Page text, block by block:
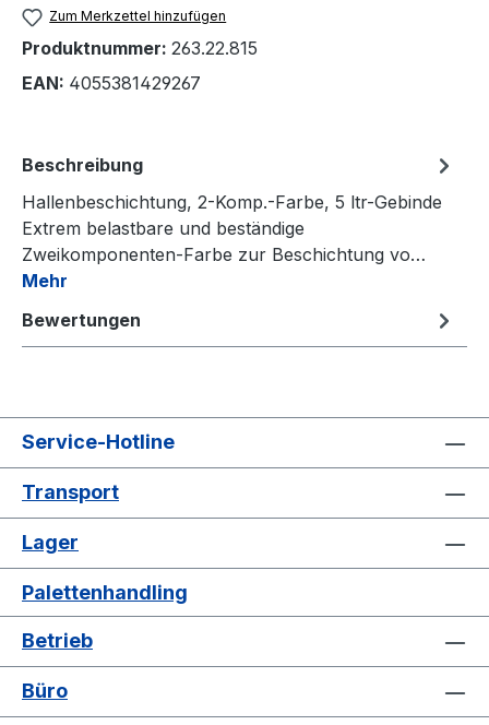
Zum Merkzettel hinzufügen
Produktnummer: 263.22.815
EAN: 4055381429267
Beschreibung
Hallenbeschichtung, 2-Komp.-Farbe, 5 ltr-Gebinde
Extrem belastbare und beständige
Zweikomponenten-Farbe zur Beschichtung vo…
Mehr
Bewertungen
Service-Hotline
Transport
Lager
Palettenhandling
Betrieb
Büro